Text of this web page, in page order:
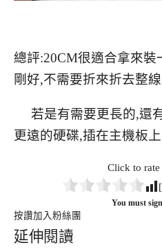
總評:20CM很適合拿來裝
剛好,不需要折來折去整線
若是有需要更長的,還
更遠的硬碟,插在主機板
Click to rate
You must
按讚加入粉絲團
延伸閱讀